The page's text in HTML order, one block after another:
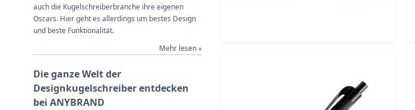
auch die Kugelschreiberbranche ihre eigenen
Oscars. Hier geht es allerdings um bestes Design
und beste Funktionalität.
Mehr lesen »
Die ganze Welt der
Designkugelschreiber entdecken
bei ANYBRAND